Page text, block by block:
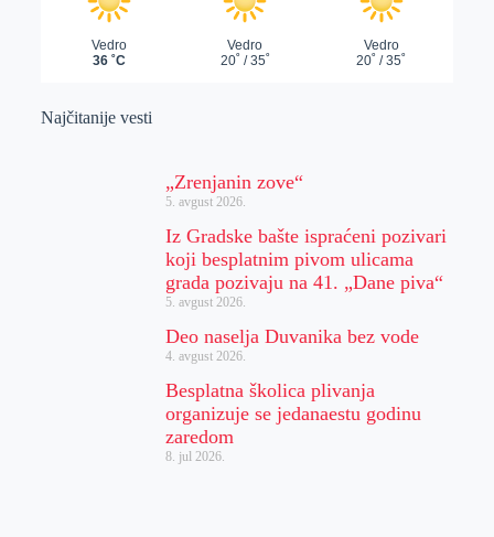
Najčitanije vesti
„Zrenjanin zove“
5. avgust 2026.
Iz Gradske bašte ispraćeni pozivari
koji besplatnim pivom ulicama
grada pozivaju na 41. „Dane piva“
5. avgust 2026.
Deo naselja Duvanika bez vode
4. avgust 2026.
Besplatna školica plivanja
organizuje se jedanaestu godinu
zaredom
8. jul 2026.